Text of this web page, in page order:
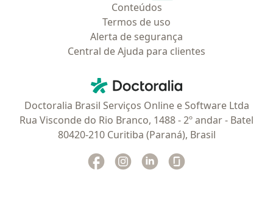
Conteúdos
Termos de uso
Alerta de segurança
Central de Ajuda para clientes
Doctoralia - Homepage
Doctoralia Brasil Serviços Online e Software Ltda
Rua Visconde do Rio Branco, 1488 - 2º andar - Batel
80420-210 Curitiba (Paraná), Brasil
Facebook
abre num novo separador
Instagram
abre num novo separador
Linkedin
abre num novo